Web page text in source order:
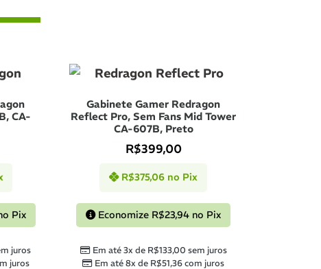
CA-
juros
juros
Pix
Gabinete Gamer Redragon
Reflect Pro, Sem Fans Mid Tower
CA-607B, Preto
R$399,00
Em até 3x de R$133,00 sem juros
Em até 8x de R$51,36com juros
R$375,06 no Pix
Economize R$23,94 no Pix